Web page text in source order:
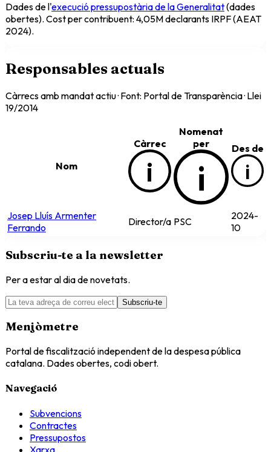
Dades de l'execució pressupostària de la Generalitat(dades
obertes). Cost per contribuent: 4,05M declarants IRPF (AEAT
2024).
Responsables actuals
Càrrecs amb mandat actiu · Font: Portal de Transparència · Llei
19/2014
Nom
Càrrec
i
Nomenat
per
i
Des de
i
Josep Lluís Armenter
Ferrando
Director/a PSC
2024-
10
Subscriu-te a la newsletter
Per a estar al dia de novetats.
Subscriu-te
Menjòmetre
Portal de fiscalització independent de la despesa pública
catalana. Dades obertes, codi obert.
Navegació
Subvencions
Contractes
Pressupostos
Xarxa